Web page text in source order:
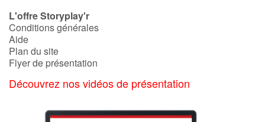
L'offre Storyplay'r
Conditions générales
Aide
Plan du site
Flyer de présentation
Découvrez nos vidéos de présentation